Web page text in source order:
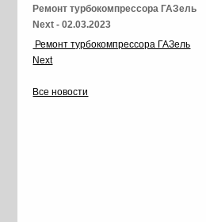
Ремонт турбокомпрессора ГАЗель
Next - 02.03.2023
Ремонт турбокомпрессора ГАЗель
Next
Все новости